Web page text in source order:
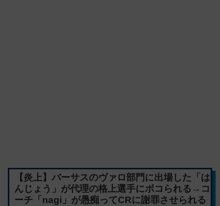
【炎上】バーサスのヴァロ部門に出場した「は
んじょう」が代理の格上選手にボコられる→コ
ーチ「nagi」が愚痴ってCRに謝罪させられる